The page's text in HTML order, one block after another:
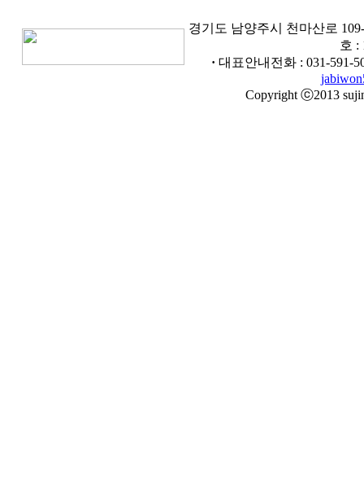
경기도 남양주시 천마산로
호 :
· 대표안내전화 : 031-591-
Copyright ⓒ2013